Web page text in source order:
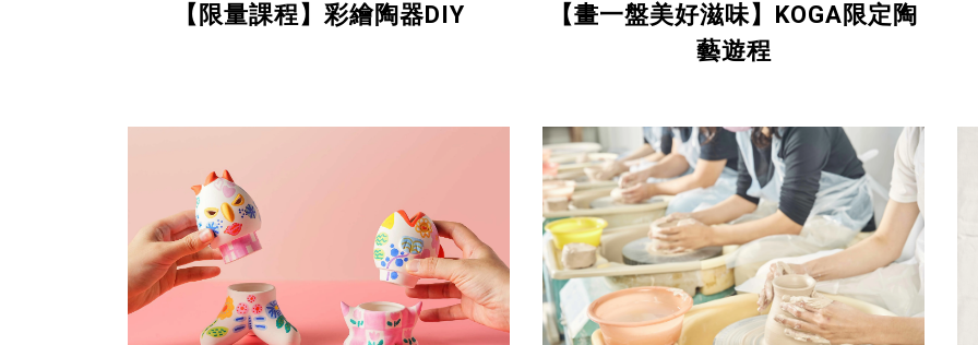
【 限量課程】 彩繪陶器DIY 【畫一盤美好滋味】 KOGA限定陶
藝遊程